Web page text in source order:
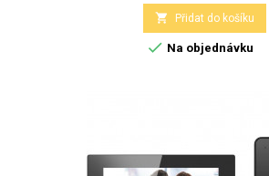
 Přidat do košíku
 Na objednávku